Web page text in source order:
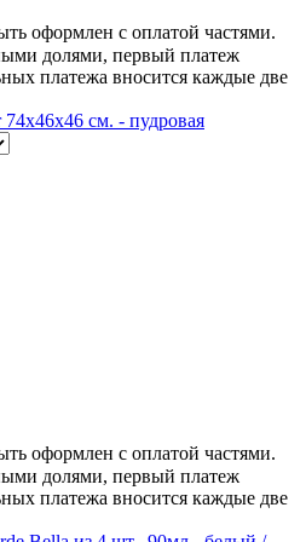
оформлен с оплатой частями.
долями, первый платеж
платежа вносится каждые две
см. - пудровая
оформлен с оплатой частями.
долями, первый платеж
платежа вносится каждые две